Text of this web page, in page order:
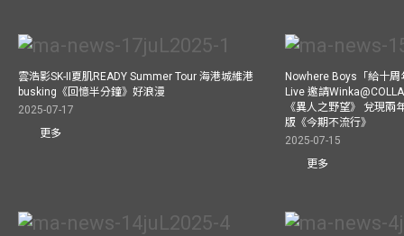
雲浩影SK-II夏肌READY Summer Tour 海港城維港
busking《回憶半分鐘》好浪漫
2025-07-17
更多
Nowhere Boys「給十
Live 邀請
《異人之野望》 兌現兩
版《今期不流行》
2025-07-15
更多